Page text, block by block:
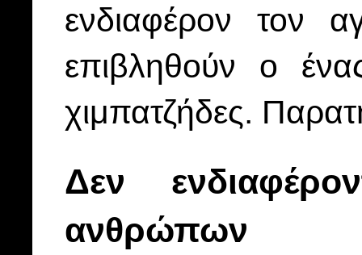
ενδιαφέρον τον
επιβληθούν ο
χιμπατζήδες.
Δεν
ανθρώπων